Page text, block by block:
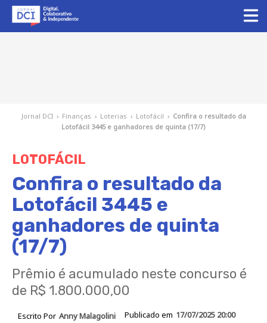
Jornal DCI › Finanças › Loterias › Lotofácil › Confira o resultado da
Lotofácil 3445 e ganhadores de quinta (17/7)
LOTOFÁCIL
Confira o resultado da
Lotofácil 3445 e
ganhadores de quinta
(17/7)
Prêmio é acumulado neste concurso é
de R$ 1.800.000,00
Escrito Por Anny Malagolini Publicado em 17/07/2025 20:00